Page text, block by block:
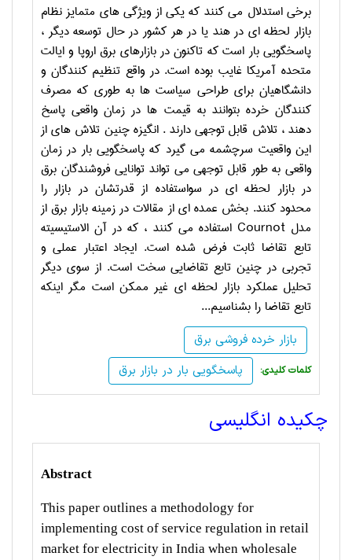
برخی استدلال می کنند که یکی از ویژگی های متمایز نظام
بازار لحظه ای در هند یا در هر کشور در حال توسعه دیگر ،
پاسخگویی بار است که تاکنون در بازارهای برق اروپا و ایالت
متحده آمریکا غایب بوده است. در واقع تنظیم کنندگان و
دانشگاهیان برای طراحی سیاست ها به طوری که مصرف
کنندگان خرده بتوانند به قیمت ها در زمان واقعی پاسخ
دهند ، تلاش قابل توجهی دارند . انگیزه چنین تلاش های از
این واقعیت سرچشمه می گیرد که پاسخگویی بار در زمان
واقعی به طور قابل توجهی می تواند توانایی فروشندگان برق
در بازار لحظه ای در سواستفاده از قدرتشان در بازار را
محدود کنند. بخش عمده ای از مقالات در زمینه بازار برق از
مدلCournot استفاده می کنند ، که در آن الاستیسیته
تابع تقاضا ثابت فرض شده است. ایجاد اعتبار عملی و
تجربی در چنین تابع تقاضایی سخت است. از سوی دیگر
تحلیل عملکرد بازار لحظه ای غیر ممکن است مگر اینکه
تابع تقاضا را بشناسیم...
بازار خرده فروشی برق
پاسخگویی بار در بازار برق
:کلمات کلیدی
چکیده انگلیسی
Abstract
This paper outlines a methodology for
implementing cost of service regulation in retail
market for electricity in India when wholesale